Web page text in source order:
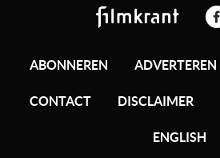
ABONNEREN ADVERTEREN
CONTACT DISCLAIMER
ENGLISH